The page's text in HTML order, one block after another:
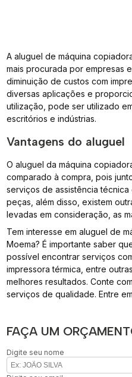
A aluguel de máquina
mais procurada por empresas
diminuição de custos com
diversas aplicações e
utilização, pode ser utilizado
escritórios e indústrias.
Vantagens do aluguel
O aluguel da máquina
comparado à compra, pois
serviços de assistência
peças, além disso, existem
levadas em consideração, as
Tem interesse em aluguel de
Moema? É importante saber
possível encontrar serviços
impressora térmica, entre
melhores resultados. Conte
serviços de qualidade. Entre
FAÇA UM
Digite seu nome